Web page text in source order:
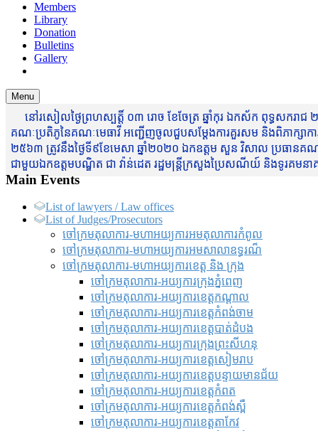
Members
Library
Donation
Bulletins
Gallery
Menu
នៅរសៀលថ្ងៃព្រហស្បត្តិ៍ ០៣ រោច ខែចែត្រ ឆ្នាំកុរ ឯកស័ក ពុទ្ធសករាជ
គណៈប្រតិភូនៃគណៈមេធាវី អញ្ជើញចូលជួបសម្តែងការគួរសម និងពិភាក្សាកា
២៥៦៣ ត្រូវនឹងថ្ងៃទី៩ខែមេសា ឆ្នាំ២០២០ ឯកឧត្តម សួន វិសាល ប្រធានគណ
ជាមួយឯកឧត្តមបណ្ឌិត ជា វ៉ាន់ដេត រដ្ឋមន្រ្តីក្រសួងប្រៃសណីយ៍ និងទូរគ
Main Events
List of lawyers / Law offices
List of Judges/Prosecutors
ចៅក្រមតុលាការ-មហាអយ្យការអមតុលាការកំពូល
ចៅក្រមតុលាការ-មហាអយ្យការអមសាលាឧទ្ធរណ៏
ចៅក្រមតុលាការ-មហាអយ្យការខេត្ត និង ក្រុង
ចៅក្រមតុលាការ-អយ្យការក្រុងភ្នំពេញ
ចៅក្រមតុលាការ-អយ្យការខេត្តកណ្តាល
ចៅក្រមតុលាការ-អយ្យការខេត្តកំពង់ចាម
ចៅក្រមតុលាការ-អយ្យការខេត្តបាត់ដំបង
ចៅក្រមតុលាការ-អយ្យការ​ក្រុងព្រះសីហនុ
ចៅក្រមតុលាការ-អយ្យការខេត្តសៀមរាប
ចៅក្រមតុលាការ-អយ្យការខេត្តបន្ទាយមានជ័យ
ចៅក្រមតុលាការ-អយ្យការខេត្តកំពត
ចៅក្រមតុលាការ-អយ្យការខេត្តកំពង់ស្ពឺ
ចៅក្រមតុលាការ-អយ្យការខេត្តតាកែវ